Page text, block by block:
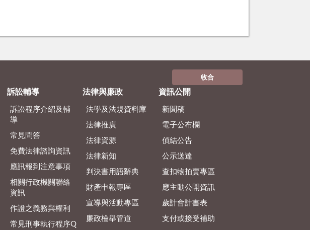
收合
訴訟輔導
訴訟程序介紹及輔
導
常見問答
免費法律諮詢資訊
應訊報到注意事項
相關行政機關聯絡
資訊
作證之義務與權利
常見刑事執行程序Q
法律與廉政
法學及法規資料庫
法律推廣
法律資源
法律新知
判決書用語辭典
財產申報專區
宣導與活動專區
廉政檢舉管道
資訊公開
新聞稿
電子公布欄
偵結公告
公示送達
查扣物拍賣專區
應主動公開資訊
歲計會計書表
支付或接受補助